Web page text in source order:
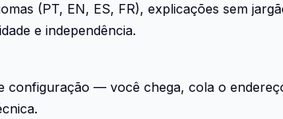
(PT, EN, ES, FR), explicações sem
e independência.
configuração — você chega, cola o